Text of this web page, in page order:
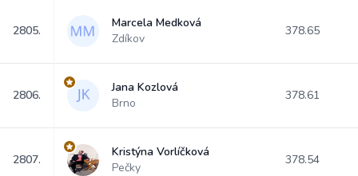
2805.
Marcela Medková
Zdíkov
378.65
2806.
Jana Kozlová
Brno
378.61
2807.
Kristýna Vorlíčková
Pečky
378.54